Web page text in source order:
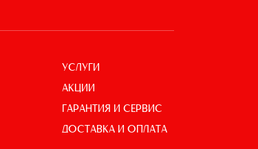
УСЛУГИ
АКЦИИ
ГАРАНТИЯ И СЕРВИС
ДОСТАВКА И ОПЛАТА